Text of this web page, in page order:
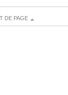
DE PAGE